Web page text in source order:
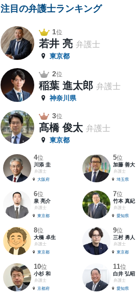
注目の弁護士ランキング
1位
若井 亮 弁護士
東京都
2位
稲葉 進太郎 弁護士
神奈川県
3位
髙橋 俊太 弁護士
東京都
4位
川添 圭
弁護士
大阪府
5位
加藤 善大
弁護士
埼玉県
6位
泉 亮介
弁護士
東京都
7位
竹本 真紀
弁護士
愛知県
8位
大橋 卓生
弁護士
東京都
9位
三村 勇人
弁護士
東京都
10位
小杉 和
弁護士
京都府
11位
白井 弘昭
弁護士
愛知県